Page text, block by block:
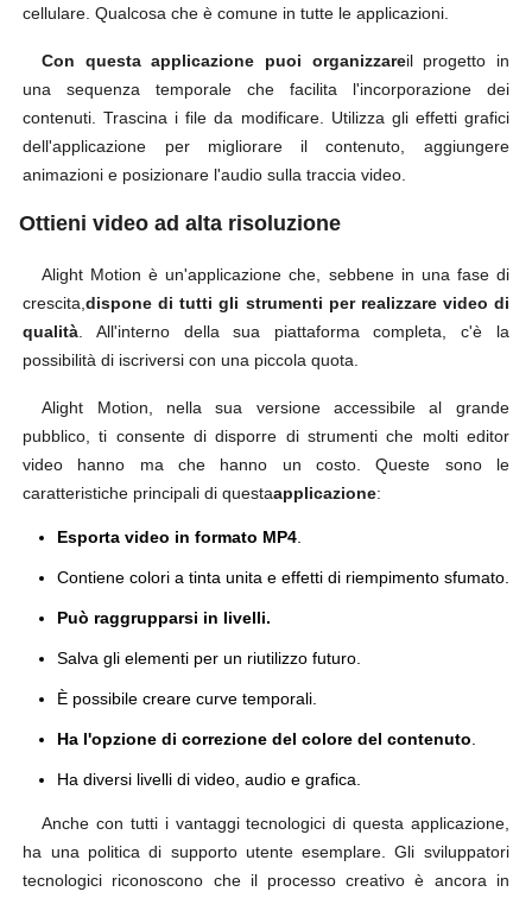
cellulare. Qualcosa che è comune in tutte le applicazioni.
Con questa applicazione puoi organizzareil progetto in
una sequenza temporale che facilita l'incorporazione dei
contenuti. Trascina i file da modificare. Utilizza gli effetti grafici
dell'applicazione per migliorare il contenuto, aggiungere
animazioni e posizionare l'audio sulla traccia video.
Ottieni video ad alta risoluzione
Alight Motion è un'applicazione che, sebbene in una fase di
crescita,dispone di tutti gli strumenti per realizzare video di
qualità . All'interno della sua piattaforma completa, c'è la
possibilità di iscriversi con una piccola quota.
Alight Motion, nella sua versione accessibile al grande
pubblico, ti consente di disporre di strumenti che molti editor
video hanno ma che hanno un costo. Queste sono le
caratteristiche principali di questaapplicazione:
Esporta video in formato MP4
Contiene colori a tinta unita e effetti di riempimento sfumato.
Può raggrupparsi in livelli.
Salva gli elementi per un riutilizzo futuro.
È possibile creare curve temporali.
Ha l'opzione di correzione del colore del contenuto
Ha diversi livelli di video, audio e grafica.
Anche con tutti i vantaggi tecnologici di questa applicazione,
ha una politica di supporto utente esemplare. Gli sviluppatori
tecnologici riconoscono che il processo creativo è ancora in